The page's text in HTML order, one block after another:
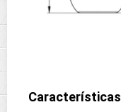
Características